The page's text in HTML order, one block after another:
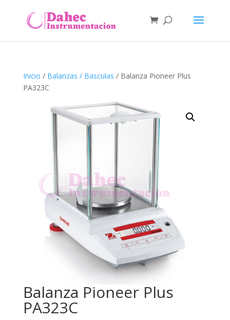
Inicio / Balanzas / Basculas / Balanza Pioneer Plus
PA323C
Balanza Pioneer Plus
PA323C